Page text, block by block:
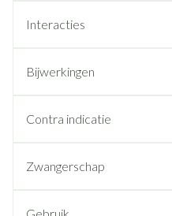
Interacties
Bijwerkingen
Contra indicatie
Zwangerschap